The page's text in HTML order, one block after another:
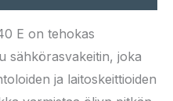
E on tehokas
sähkörasvakeitin, joka
ja laitoskeittioiden